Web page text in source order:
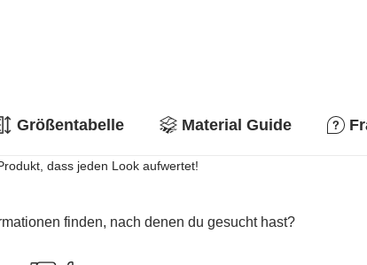
Größentabelle Material Guide
dass jeden Look aufwertet!
finden, nach denen du gesucht hast?